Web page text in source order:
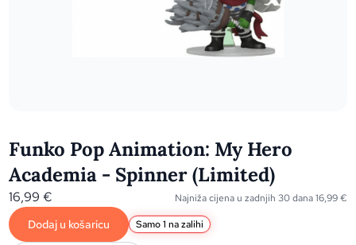
Funko Pop Animation: My Hero
Academia - Spinner (Limited)
16,99€ Najniža cijena u zadnjih 30 dana16,99€
Dodaj u košaricu Samo 1 na zalihi